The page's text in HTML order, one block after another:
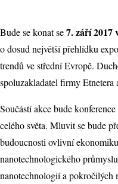
Bude se konat se7. září 2017
o dosud největší přehlídku
trendů ve střední Evropě.
spoluzakladatel firmy Etnetera
Součástí akce bude
celého světa. Mluvit se bude
budoucnosti ovlivní
nanotechnologického
nanotechnologií a pokročilých